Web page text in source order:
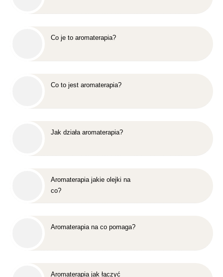
Co je to aromaterapia?
Co to jest aromaterapia?
Jak działa aromaterapia?
Aromaterapia jakie olejki na
co?
Aromaterapia na co pomaga?
Aromaterapia jak łączyć